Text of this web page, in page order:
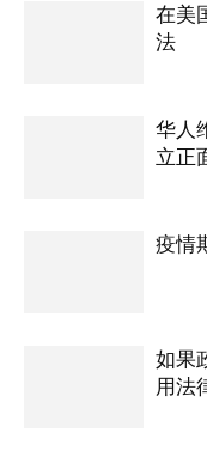
在美
法
华人
立正
疫情
如果
用法